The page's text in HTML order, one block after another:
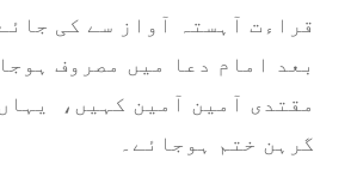
قراءت آہستہ آواز سے کی
بعد امام دعا میں مصروف
مقتدی آمین آمین کہیں،
گرہن ختم ہوجائے۔